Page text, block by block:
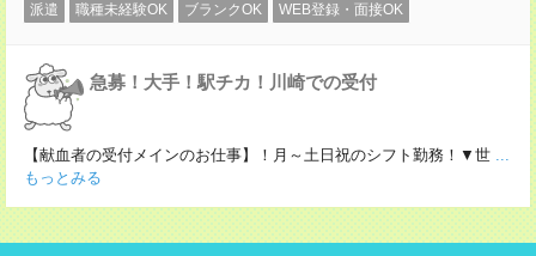
派遣 職種未経験OK ブランクOK WEB登録・面接OK
急募！大手！駅チカ！川崎での受付
【献血者の受付メインのお仕事】！月～土日祝のシフト勤務！▼世 ...
もっとみる